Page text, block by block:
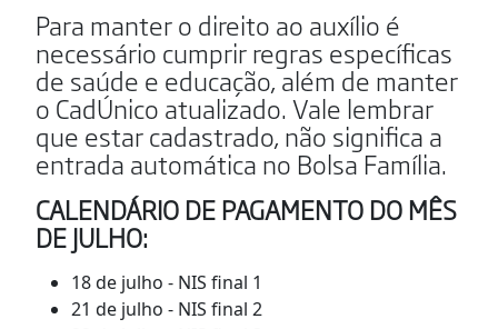
Para manter o direito ao auxílio é
necessário cumprir regras específicas
de saúde e educação, além de manter
o CadÚnico atualizado. Vale lembrar
que estar cadastrado, não significa a
entrada automática no Bolsa Família.
CALENDÁRIO DE PAGAMENTO DO MÊS
DE JULHO:
18 de julho - NIS final 1
21 de julho - NIS final 2